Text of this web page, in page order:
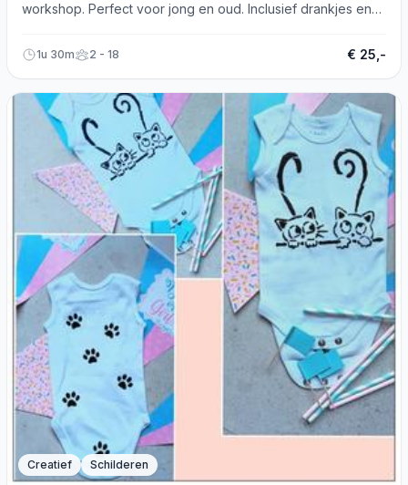
workshop. Perfect voor jong en oud. Inclusief drankjes en
1u 30m 2 - 18 € 25,-
Creatief Schilderen